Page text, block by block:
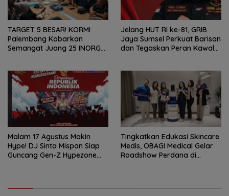
TARGET 5 BESAR! KORMI
Palembang Kobarkan
Semangat Juang 25 INORGA
Jelang HUT RI ke-81, GRIB
Jaya Sumsel Perkuat Barisan
dan Tegaskan Peran Kawal
Malam 17 Agustus Makin
Hype! DJ Sinta Mispan Siap
Guncang Gen-Z Hypezone
Tingkatkan Edukasi Skincare
Medis, OBAGI Medical Gelar
Roadshow Perdana di